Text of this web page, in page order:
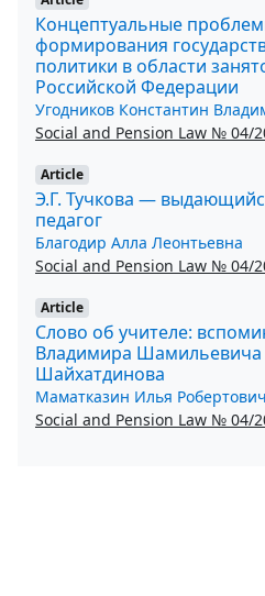
Концептуальные
формирования
политики в области
Российской Федерации
Угодников Константин
Social and Pension Law № 04/
Article
Э.Г. Тучкова —
педагог
Благодир Алла Леонтьевна
Social and Pension Law № 04/
Article
Слово об учителе:
Владимира Шамильевича
Шайхатдинова
Маматказин Илья Робертович
Social and Pension Law № 04/